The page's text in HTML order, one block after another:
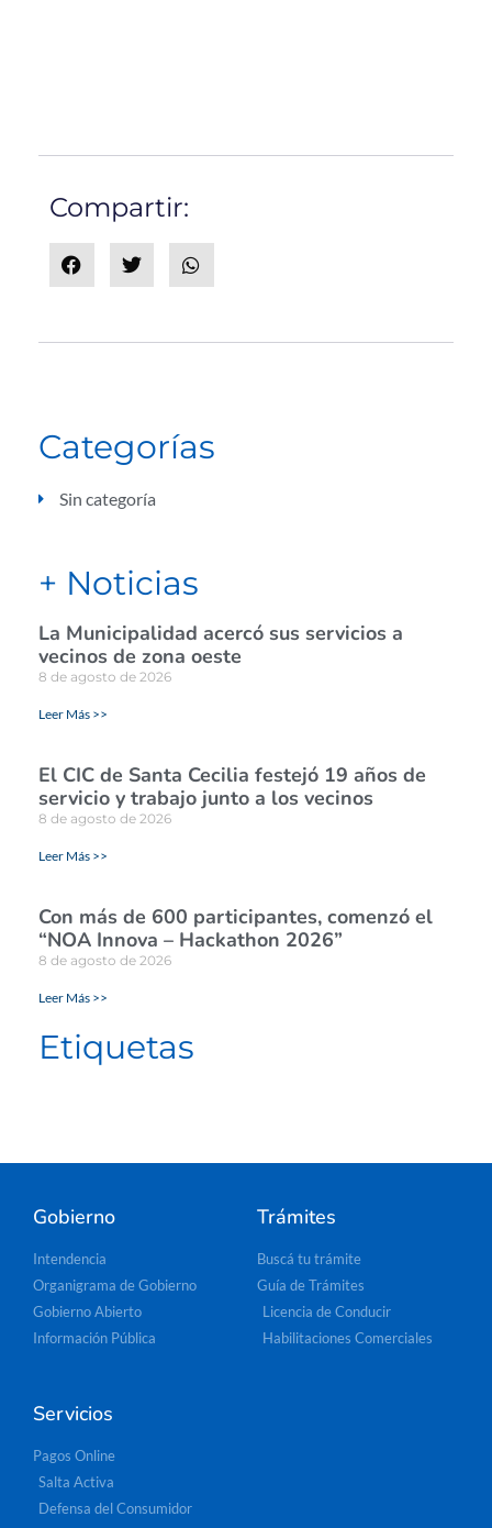
Compartir:
Categorías
Sin categoría
+ Noticias
La Municipalidad acercó sus servicios a
vecinos de zona oeste
8 de agosto de 2026
Leer Más >>
El CIC de Santa Cecilia festejó 19 años de
servicio y trabajo junto a los vecinos
8 de agosto de 2026
Leer Más >>
Con más de 600 participantes, comenzó el
“NOA Innova – Hackathon 2026”
8 de agosto de 2026
Leer Más >>
Etiquetas
Gobierno
Intendencia
Organigrama de Gobierno
Gobierno Abierto
Información Pública
Trámites
Buscá tu trámite
Guía de Trámites
Licencia de Conducir
Habilitaciones Comerciales
Servicios
Pagos Online
Salta Activa
Defensa del Consumidor